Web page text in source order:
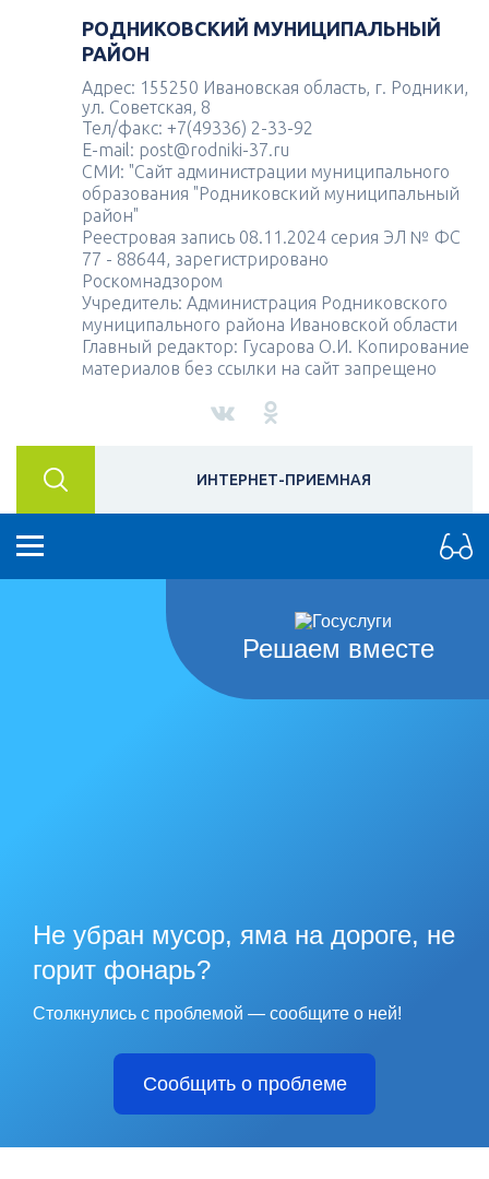
РОДНИКОВСКИЙ МУНИЦИПАЛЬНЫЙ
РАЙОН
Адрес: 155250 Ивановская область, г. Родники,
ул. Советская, 8
Тел/факс: +7(49336) 2-33-92
E-mail: post@rodniki-37.ru
СМИ: "Сайт администрации муниципального
образования "Родниковский муниципальный
район"
Реестровая запись 08.11.2024 серия ЭЛ № ФС
77 - 88644, зарегистрировано
Роскомнадзором
Учредитель: Администрация Родниковского
муниципального района Ивановской области
Главный редактор: Гусарова О.И. Копирование
материалов без ссылки на сайт запрещено
ИНТЕРНЕТ-ПРИЕМНАЯ
Решаем вместе
Не убран мусор, яма на дороге, не
горит фонарь?
Столкнулись с проблемой — сообщите о ней!
Сообщить о проблеме